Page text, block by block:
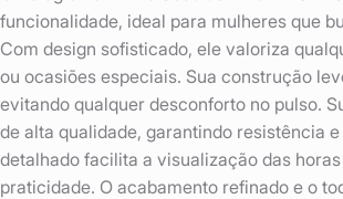
funcionalidade, ideal para mulheres que
Com design sofisticado, ele valoriza
ou ocasiões especiais. Sua construção
evitando qualquer desconforto no pulso.
de alta qualidade, garantindo resistência
detalhado facilita a visualização das
praticidade. O acabamento refinado e o